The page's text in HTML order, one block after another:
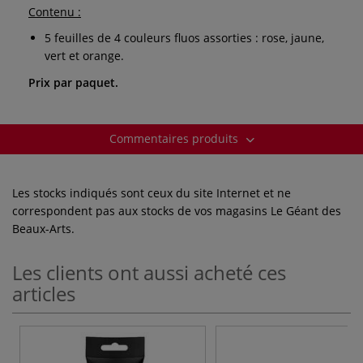
Contenu :
5 feuilles de 4 couleurs fluos assorties : rose, jaune,
vert et orange.
Prix par paquet.
Commentaires produits
Les stocks indiqués sont ceux du site Internet et ne
correspondent pas aux stocks de vos magasins Le Géant des
Beaux-Arts.
Les clients ont aussi acheté ces
articles